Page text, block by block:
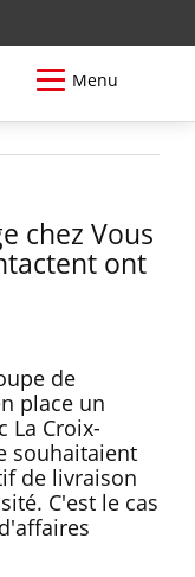
Menu
chez Vous
ont
de
place un
La Croix-
souhaitaient
de livraison
C'est le cas